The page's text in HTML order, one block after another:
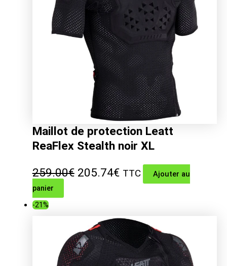
Maillot de protection Leatt
ReaFlex Stealth noir XL
259.00€ Le
était :
259.00€.
205.74€Le
est :
205.74€.
TTC
Ajouter au
panier
-21%